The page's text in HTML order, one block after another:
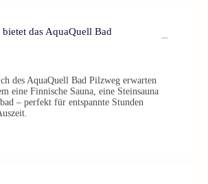
bietet das AquaQuell Bad
des AquaQuell Bad Pilzweg erwarten
eine Finnische Sauna, eine Steinsauna
– perfekt für entspannte Stunden